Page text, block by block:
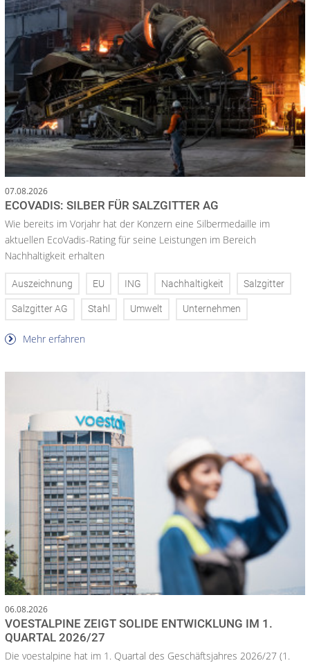
07.08.2026
ECOVADIS: SILBER FÜR SALZGITTER AG
Wie bereits im Vorjahr hat der Konzern eine Silbermedaille im
aktuellen EcoVadis-Rating für seine Leistungen im Bereich
Nachhaltigkeit erhalten
Auszeichnung EU ING Nachhaltigkeit Salzgitter
Salzgitter AG Stahl Umwelt Unternehmen
Mehr erfahren
06.08.2026
VOESTALPINE ZEIGT SOLIDE ENTWICKLUNG IM 1.
QUARTAL 2026/27
Die voestalpine hat im 1. Quartal des Geschäftsjahres 2026/27 (1.